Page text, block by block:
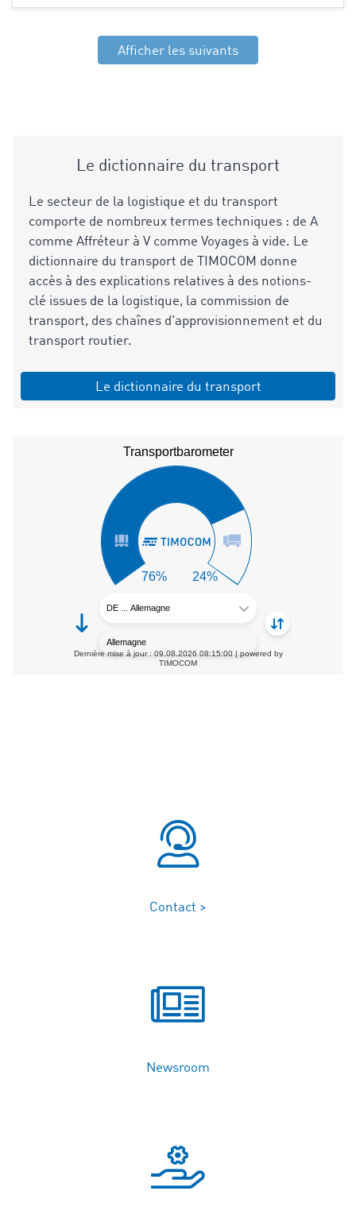
Afficher les suivants
Le dictionnaire du transport
Le secteur de la logistique et du transport
comporte de nombreux termes techniques : de A
comme Affréteur à V comme Voyages à vide. Le
dictionnaire du transport de TIMOCOM donne
accès à des explications relatives à des notions-
clé issues de la logistique, la commission de
transport, des chaînes d'approvisionnement et du
transport routier.
Le dictionnaire du transport
Contact >
Newsroom